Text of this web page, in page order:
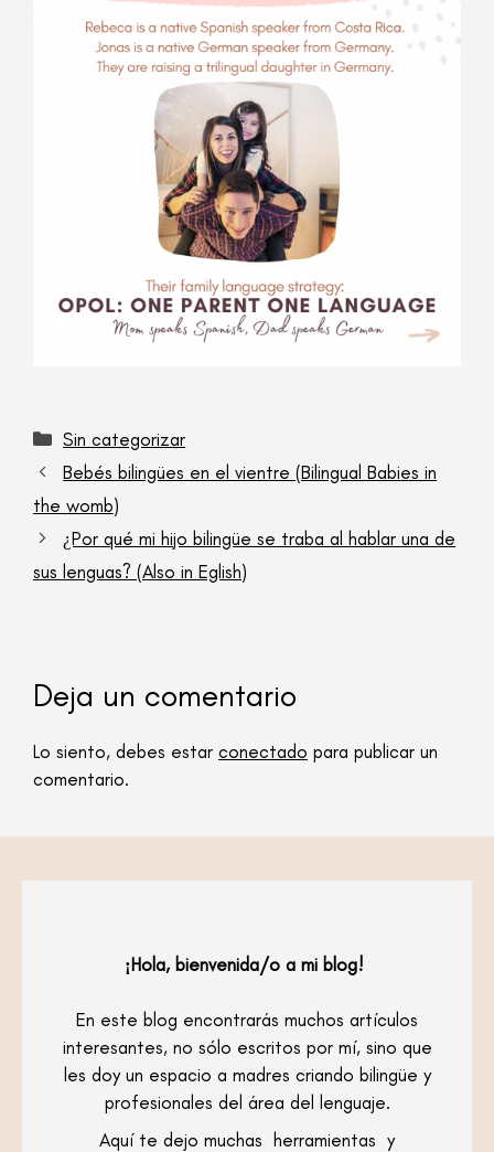
Sin categorizar
Bebés bilingües en el vientre (Bilingual Babies in
the womb)
¿Por qué mi hijo bilingüe se traba al hablar una de
sus lenguas? (Also in Eglish)
Deja un comentario
Lo siento, debes estar conectado para publicar un
comentario.
¡Hola, bienvenida/o a mi blog!
En este blog encontrarás muchos artículos
interesantes, no sólo escritos por mí, sino que
les doy un espacio a madres criando bilingüe y
profesionales del área del lenguaje.
Aquí te dejo muchas herramientas y